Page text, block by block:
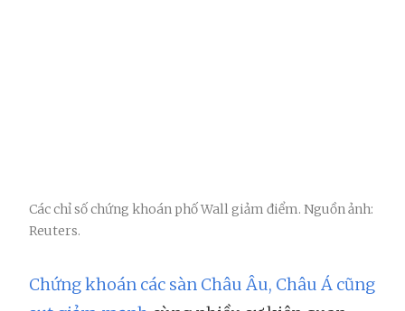
Các chỉ số chứng khoán phố Wall giảm điểm. Nguồn ảnh:
Reuters.
Chứng khoán các sàn Châu Âu, Châu Á cũng